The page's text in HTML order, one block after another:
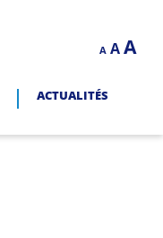
A
Decrease
font
A Reset
A
ACTUALITÉS